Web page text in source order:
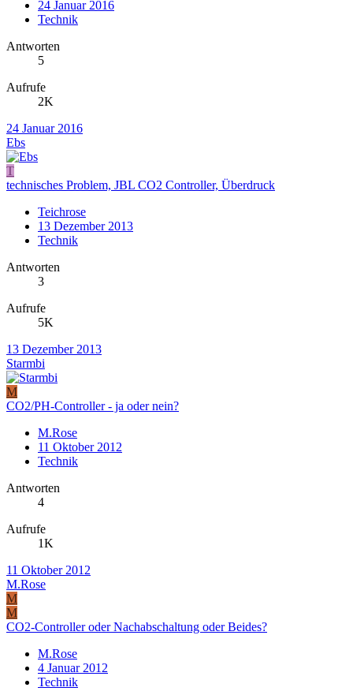
24 Januar 2016
Technik
Antworten
5
Aufrufe
2K
24 Januar 2016
Ebs
T
technisches Problem, JBL CO2 Controller, Überdruck
Teichrose
13 Dezember 2013
Technik
Antworten
3
Aufrufe
5K
13 Dezember 2013
Starmbi
M
CO2/PH-Controller - ja oder nein?
M.Rose
11 Oktober 2012
Technik
Antworten
4
Aufrufe
1K
11 Oktober 2012
M.Rose
M
M
CO2-Controller oder Nachabschaltung oder Beides?
M.Rose
4 Januar 2012
Technik